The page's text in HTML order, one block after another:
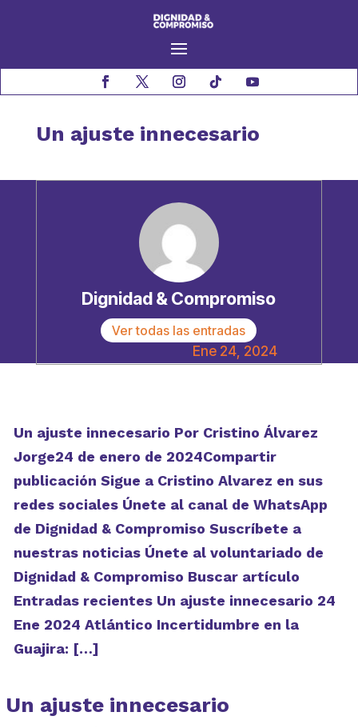
Un ajuste innecesario
Dignidad & Compromiso
Ver todas las entradas
Ene 24, 2024
Un ajuste innecesario Por Cristino Álvarez
Jorge24 de enero de 2024Compartir
publicación Sigue a Cristino Alvarez en sus
redes sociales Únete al canal de WhatsApp
de Dignidad & Compromiso Suscríbete a
nuestras noticias Únete al voluntariado de
Dignidad & Compromiso Buscar artículo
Entradas recientes Un ajuste innecesario 24
Ene 2024 Atlántico Incertidumbre en la
Guajira: […]
Un ajuste innecesario